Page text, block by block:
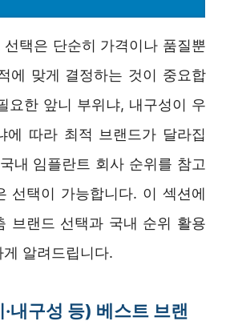
택은 단순히 가격이나 품질뿐
에 맞게 결정하는 것이 중요합
요한 앞니 부위냐, 내구성이 우
에 따라 최적 브랜드가 달라집
내 임플란트 회사 순위를 참고
선택이 가능합니다. 이 섹션에
브랜드 선택과 국내 순위 활용
알려드립니다.
내구성 등) 베스트 브랜